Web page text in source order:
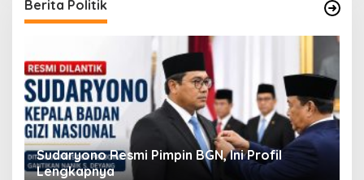
Berita Politik
Sudaryono Resmi Pimpin BGN, Ini Profil
Lengkapnya